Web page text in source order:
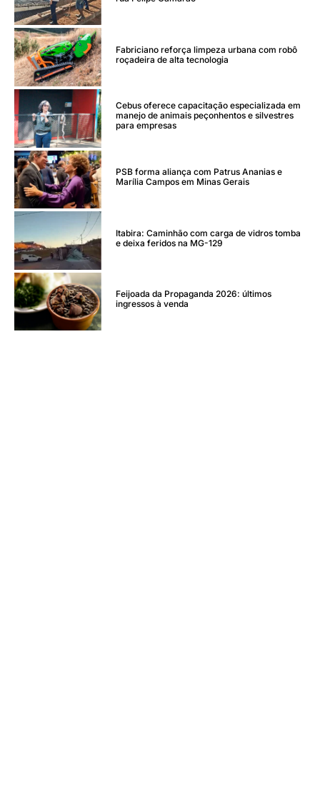
Fabriciano reforça limpeza urbana com robô
roçadeira de alta tecnologia
Cebus oferece capacitação especializada em
manejo de animais peçonhentos e silvestres
para empresas
PSB forma aliança com Patrus Ananias e
Marília Campos em Minas Gerais
Itabira: Caminhão com carga de vidros tomba
e deixa feridos na MG-129
Feijoada da Propaganda 2026: últimos
ingressos à venda